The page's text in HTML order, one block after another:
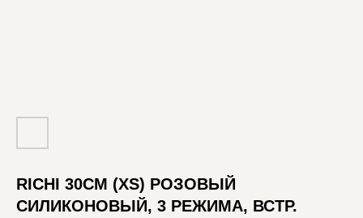
RICHI 30СМ (XS) РОЗОВЫЙ
СИЛИКОНОВЫЙ, 3 РЕЖИМА, ВСТР.